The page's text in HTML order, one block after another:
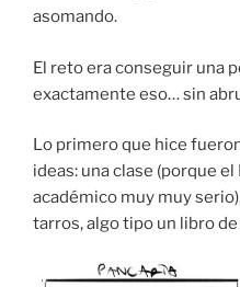
asomando.
El reto era conseguir una
exactamente eso… sin
Lo primero que hice
ideas: una clase (porque
académico muy muy
tarros, algo tipo un libro